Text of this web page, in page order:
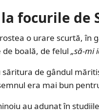
focurile de
o urare scurtă, în
boală, de felul „să-mi
de gândul
era mai bun
au adunat în